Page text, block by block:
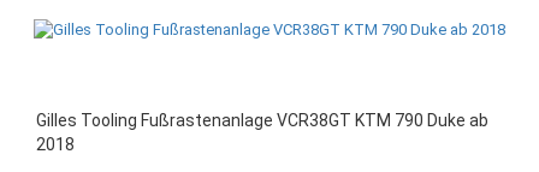
Gilles Tooling Fußrastenanlage VCR38GT KTM 790 Duke ab
2018